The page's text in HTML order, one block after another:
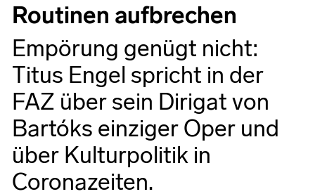
Routinen aufbrechen
Empörung genügt nicht:
Titus Engel spricht in der
FAZ über sein Dirigat von
Bartóks einziger Oper und
über Kulturpolitik in
Coronazeiten.